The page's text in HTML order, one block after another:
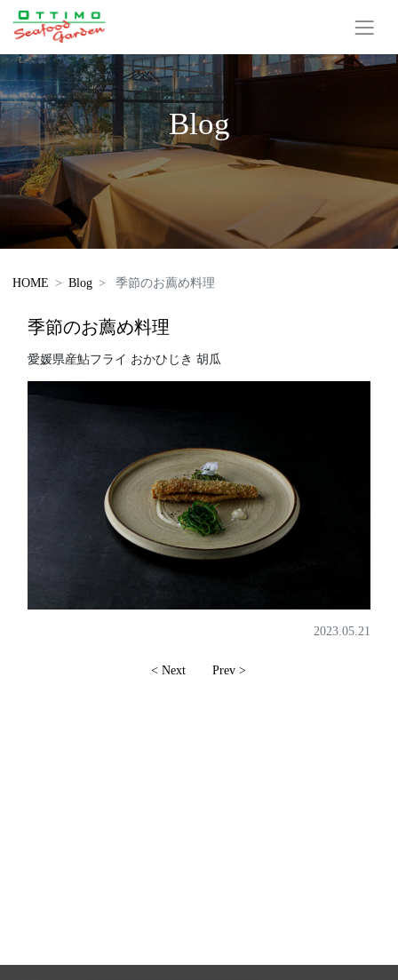
Blog
HOME Blog 季節のお薦め料理
季節のお薦め料理
愛媛県産鮎フライ おかひじき 胡瓜
2023.05.21
< Next Prev >